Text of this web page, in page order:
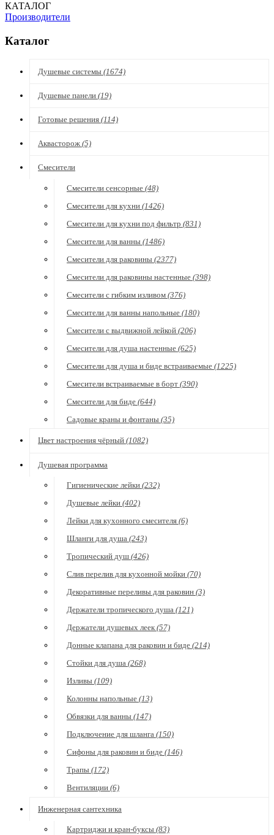
КАТАЛОГ
Производители
Каталог
Душевые системы (1674)
Душевые панели (19)
Готовые решения (114)
Аквасторож (5)
Смесители
Смесители сенсорные (48)
Смесители для кухни (1426)
Смесители для кухни под фильтр (831)
Смесители для ванны (1486)
Смесители для раковины (2377)
Смесители для раковины настенные (398)
Смесители с гибким изливом (376)
Смесители для ванны напольные (180)
Смесители с выдвижной лейкой (206)
Смесители для душа настенные (625)
Смесители для душа и биде встраиваемые (1225)
Смесители встраиваемые в борт (390)
Смесители для биде (644)
Садовые краны и фонтаны (35)
Цвет настроения чёрный (1082)
Душевая программа
Гигиенические лейки (232)
Душевые лейки (402)
Лейки для кухонного смесителя (6)
Шланги для душа (243)
Тропический душ (426)
Слив перелив для кухонной мойки (70)
Декоративные переливы для раковин (3)
Держатели тропического душа (121)
Держатели душевых леек (57)
Донные клапана для раковин и биде (214)
Стойки для душа (268)
Изливы (109)
Колонны напольные (13)
Обвязки для ванны (147)
Подключение для шланга (150)
Сифоны для раковин и биде (146)
Трапы (172)
Вентиляции (6)
Инженерная сантехника
Картриджи и кран-буксы (83)